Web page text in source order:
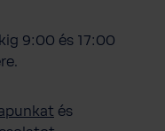
9:00 és 17:00
és